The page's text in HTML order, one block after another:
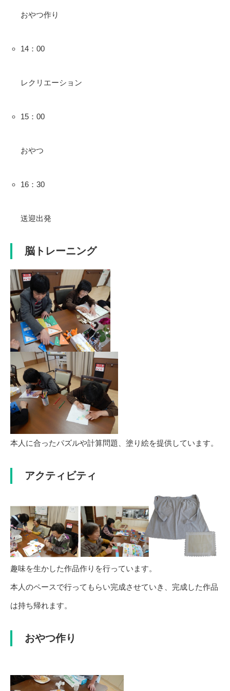
おやつ作り
14：00
レクリエーション
15：00
おやつ
16：30
送迎出発
脳トレーニング
本人に合ったパズルや計算問題、塗り絵を提供しています。
アクティビティ
趣味を生かした作品作りを行っています。
本人のペースで行ってもらい完成させていき、完成した作品
は持ち帰れます。
おやつ作り